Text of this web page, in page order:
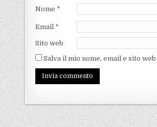
Nome *
Email *
Sito web
Salva il mio nome, email e sito